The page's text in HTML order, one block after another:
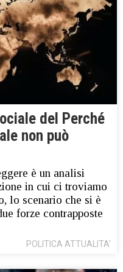
del Perché
non può
è un analisi
in cui ci troviamo
lo scenario che si è
forze contrapposte
POLITICA ATTUALITA'